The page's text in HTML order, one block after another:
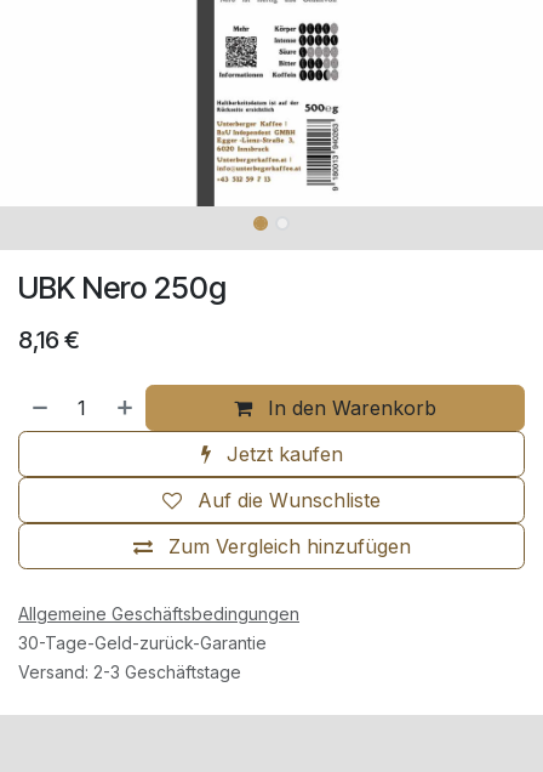
UBK Nero 250g
8,16 €
In den Warenkorb
Jetzt kaufen
Zum Vergleich hinzufügen
Auf die Wunschliste
Allgemeine Geschäftsbedingungen
30-Tage-Geld-zurück-Garantie
Versand: 2-3 Geschäftstage